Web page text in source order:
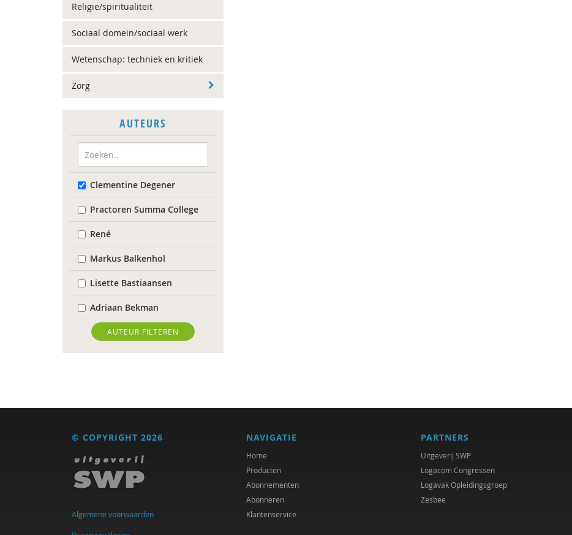
Religie/spiritualiteit
Sociaal domein/sociaal werk
Wetenschap: techniek en kritiek
Zorg
AUTEURS
Clementine Degener
Practoren Summa College
René
Markus Balkenhol
Lisette Bastiaansen
Adriaan Bekman
Desirée Bierlaagh
Karianne den Boer
Michiel Bos
R. Brohm
Xannah Brohm
AUTEUR FILTEREN
© COPYRIGHT 2026
Algemene voorwaarden
NAVIGATIE
Home
Producten
Abonnementen
Abonneren
Klantenservice
PARTNERS
Uitgeverij SWP
Logacom Congressen
Logavak Opleidingsgroep
Zesbee